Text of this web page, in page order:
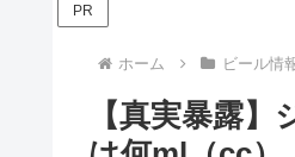
PR
ホーム ビール情
【真実暴露